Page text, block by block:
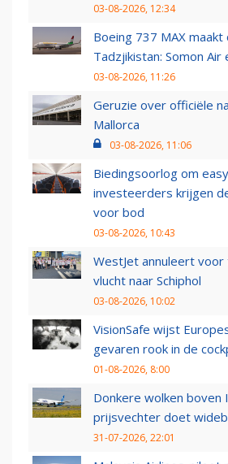
03-08-2026, 12:34
Boeing 737 MAX maakt
Tadzjikistan: Somon
03-08-2026, 11:26
Geruzie over officiële
Mallorca
03-08-2026, 11:06
Biedingsoorlog om
investeerders krijgen
voor bod
03-08-2026, 10:43
WestJet annuleert
vlucht naar Schiphol
03-08-2026, 10:02
VisionSafe wijst
gevaren rook in de
01-08-2026, 8:00
Donkere wolken boven
prijsvechter doet
31-07-2026, 22:01